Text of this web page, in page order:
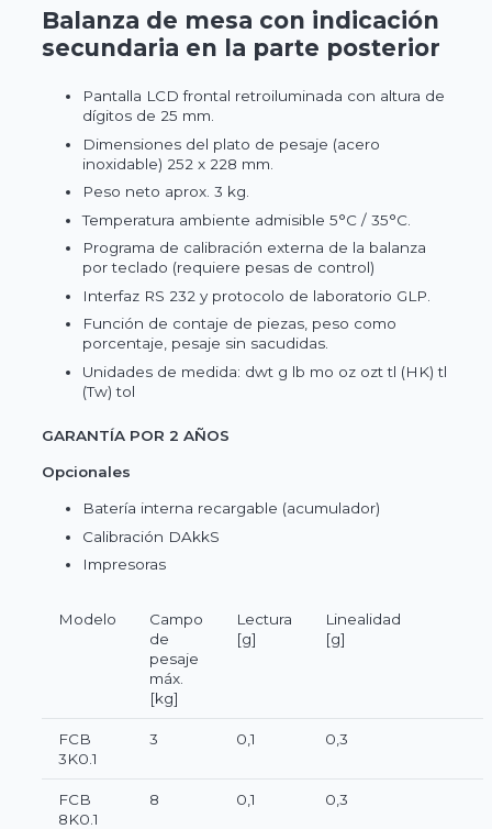
Balanza de mesa con indicación
secundaria en la parte posterior
Pantalla LCD frontal retroiluminada con altura de
dígitos de 25 mm.
Dimensiones del plato de pesaje (acero
inoxidable) 252 x 228 mm.
Peso neto aprox. 3 kg.
Temperatura ambiente admisible 5°C / 35°C.
Programa de calibración externa de la balanza
por teclado (requiere pesas de control)
Interfaz RS 232 y protocolo de laboratorio GLP.
Función de contaje de piezas, peso como
porcentaje, pesaje sin sacudidas.
Unidades de medida: dwt g lb mo oz ozt tl (HK) tl
(Tw) tol
GARANTÍA POR 2 AÑOS
Opcionales
Batería interna recargable (acumulador)
Calibración DAkkS
Impresoras
Modelo
Campo
de
pesaje
máx.
[kg]
Lectura
[g]
Linealidad
[g]
FCB
3K0.1
3 0,1 0,3
FCB
8K0.1
8 0,1 0,3